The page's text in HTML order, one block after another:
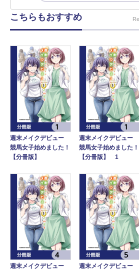
こちらもおすすめ
週末メイクデビュー
競馬女子始めました！
【分冊版】
週末メイクデビュー
競馬女子始めました！
【分冊版】 1
週末メイクデビュー
週末メイクデビュー